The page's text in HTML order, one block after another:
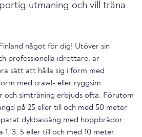
utmaning och vill träna
något för dig! Utöver sin
professionella idrottare, är
sätt att hålla sig i form med
med crawl- eller ryggsim.
och simträning erbjuds ofta. Förutom
på 25 eller till och med 50 meter
dykbassäng med hoppbrädor.
3, 5 eller till och med 10 meter